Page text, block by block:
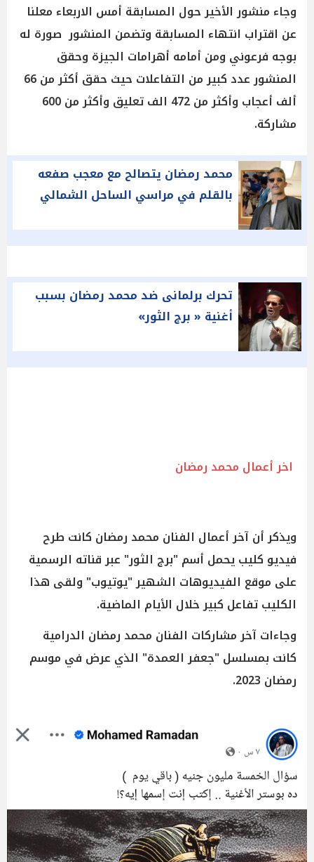
وجاء منشور الأخير حول المسابقة أمس الاربعاء معلنا
عن اقتراب انتهاء المسابقة وتضمن المنشور صورة له
بوجه فرعوني ومن أمامه أهرامات الجيزة وحقق
المنشور عدد كبير من التفاعلات حيث حقق أكثر من 66
ألف أعجاب وأكثر من 472 الف تعليق وأكثر من 600
مشاركة.
محمد رمضان يتصالح مع معجب صفعه
بالقلم في مراسي الساحل الشمالي
تحرك برلمانى ضد محمد رمضان بسبب
أغنية « برج الثور»
اخر أعمال محمد رمضان
ويذكر أن آخر أعمال الفنان محمد رمضان كانت طرح
فيديو كليب يحمل أسم "برج الثور" عبر قناته الرسمية
على موقع الفيديوهات الشهير "يوتيوب" ولقى هذا
الكليب تفاعل كبير خلال الأيام الماضية.
وجاءات آخر مشاركات الفنان محمد رمضان الدرامية
كانت بمسلسل "جعفر العمدة" الذي عرض في موسم
رمضان 2023.